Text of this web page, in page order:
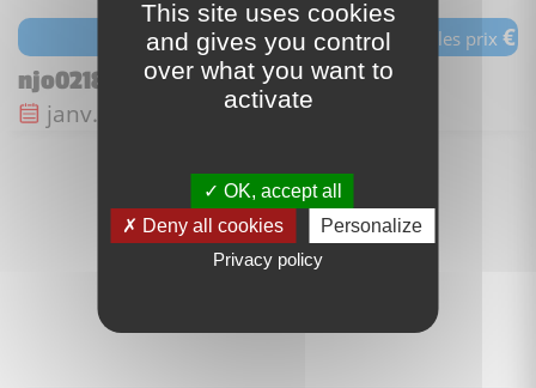
voir les prix €
njo0218 - Cyren - Dark Green Outfit
Date de sortie :
janv. 2016
This site uses cookies
and gives you control
over what you want to
activate
OK, accept all
Deny all cookies
Personalize
Privacy policy